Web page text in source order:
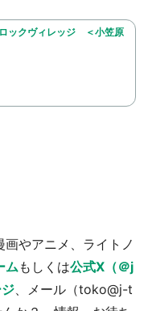
ックヴィレッジ ＜小笠原
やアニメ、ライトノ
ム もしくは公式X（＠j
、メール（toko@j-t